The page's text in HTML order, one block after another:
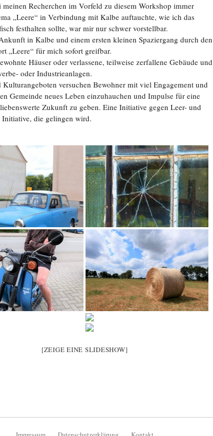
Recherchen im Vorfeld zu diesem Workshop immer
„Leere“ in Verbindung mit Kalbe auftauchte, wie ich das
festhalten sollte, war mir nur schwer vorstellbar.
in Kalbe und einem ersten kleinen Spaziergang durch den
„Leere“ für mich sofort greifbar.
Häuser oder verlassene, teilweise zerfallene Gebäude und
oder Industrieanlagen.
versuchen Bewohner mit viel Engagement und
Gemeinde neues Leben einzuhauchen und Impulse für eine
Zukunft zu geben. Eine Initiative gegen Leer- und
Initiative, die gelingen wird.
[ZEIGE EINE SLIDESHOW]